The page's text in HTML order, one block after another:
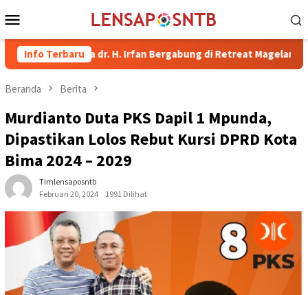
ke
Mobile
Info Terbaru
Bima dr. H. Irfan Bergabung di Retreat Magelang Rutan
Beranda Berita
Murdianto Duta PKS Dapil 1 Mpunda,
Dipastikan Lolos Rebut Kursi DPRD Kota
Bima 2024 – 2029
Timlensaposntb
Februari 20, 2024
1991 Dilihat